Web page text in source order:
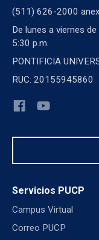
(511) 626-2000
De lunes a viernes
5:30 p.m.
PONTIFICIA
RUC: 20155945860
Servicios PUCP
Campus Virtual
Correo PUCP